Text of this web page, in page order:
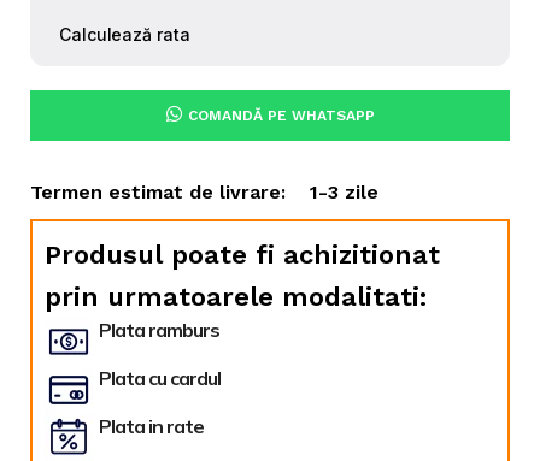
COMANDĂ PE WHATSAPP
Termen estimat de livrare: 1-3 zile
Produsul poate fi achizitionat
prin urmatoarele modalitati:
Plata ramburs
Plata cu cardul
Plata in rate